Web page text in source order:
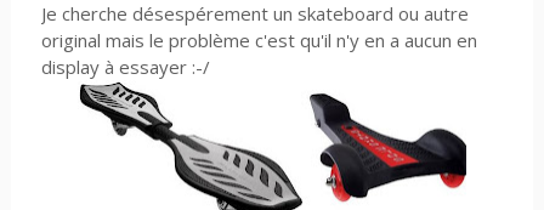
Je cherche désespérement un skateboard ou autre
original mais le problème c'est qu'il n'y en a aucun en
display à essayer :-/